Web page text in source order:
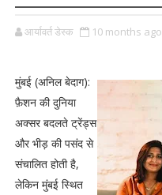
आर्यावर्त डेस्क 10 months ago
मुंबई (अनिल बेदाग):
फ़ैशन की दुनिया
अक्सर बदलते ट्रेंड्स
और भीड़ की पसंद से
संचालित होती है,
लेकिन मुंबई स्थित